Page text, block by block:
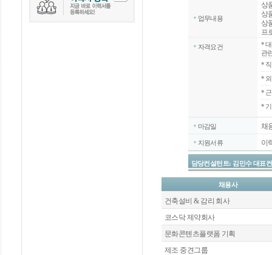
업무내용
상
상
상
프
자격요건 *
관
*
*
*
*
마감일 채
지원서류 이
담당컨설턴트: 김민수 대표
채용사
건축설비 & 감리 회사
코스닥 제약회사
문화콘텐츠플랫폼 기획
제조 중견그룹